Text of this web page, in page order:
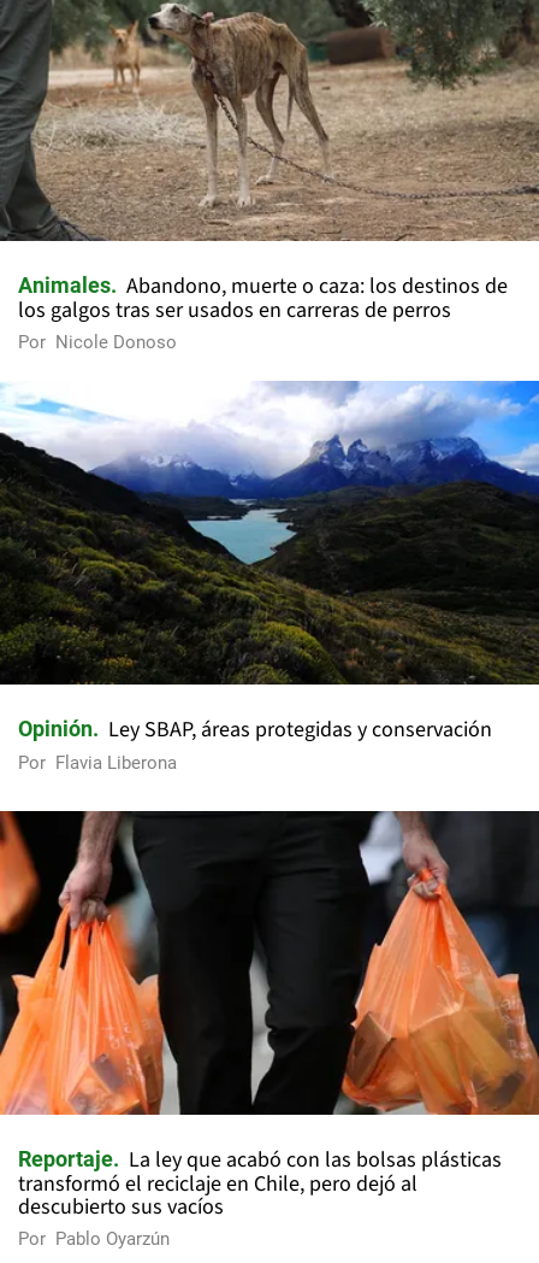
Animales
Abandono, muerte o caza: los destinos de
los galgos tras ser usados en carreras de perros
Por Nicole Donoso
Opinión Ley SBAP, áreas protegidas y conservación
Por Flavia Liberona
Reportaje
La ley que acabó con las bolsas plásticas
transformó el reciclaje en Chile, pero dejó al
descubierto sus vacíos
Por Pablo Oyarzún